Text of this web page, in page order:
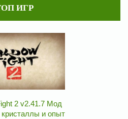
ИГР
2 v2.41.7 Мод
кристаллы и опыт